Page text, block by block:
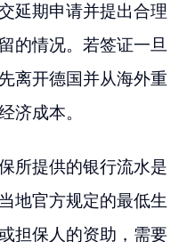
延期申请并提出合理
的情况。若签证一旦
离开德国并从海外重
济成本。
所提供的银行流水是
地官方规定的最低生
担保人的资助，需要